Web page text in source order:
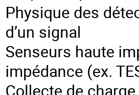
Physique des
d’un signal
Senseurs haute
impédance (ex.
Collecte de